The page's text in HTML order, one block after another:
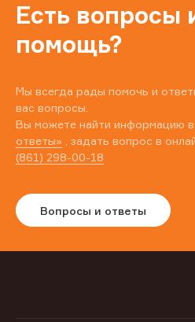
Есть вопросы
помощь?
Мы всегда рады помочь и
вас вопросы.
Вы можете найти информацию
ответы» , задать вопрос в
(861) 298-00-18
Вопросы и ответы